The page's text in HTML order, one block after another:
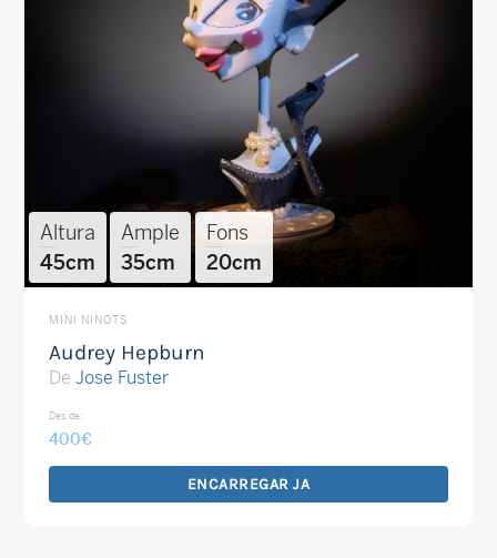
Altura
45cm
Ample
35cm
Fons
20cm
MINI NINOTS
Audrey Hepburn
De Jose Fuster
Des de:
400€
ENCARREGAR JA